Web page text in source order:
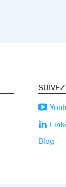
Blog